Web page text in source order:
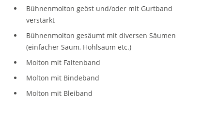
Bühnenmolton geöst und/oder mit Gurtband
verstärkt
Bühnenmolton gesäumt mit diversen Säumen
(einfacher Saum, Hohlsaum etc.)
Molton mit Faltenband
Molton mit Bindeband
Molton mit Bleiband